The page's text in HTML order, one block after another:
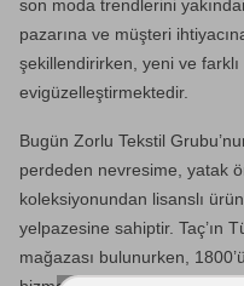
son moda trendlerini
pazarına ve müşteri
şekillendirirken, yeni ve
evigüzelleştirmektedir.
Bugün Zorlu Tekstil
perdeden nevresime, yatak
koleksiyonundan lisanslı
yelpazesine sahiptir. Taç’ın
mağazası bulunurken,